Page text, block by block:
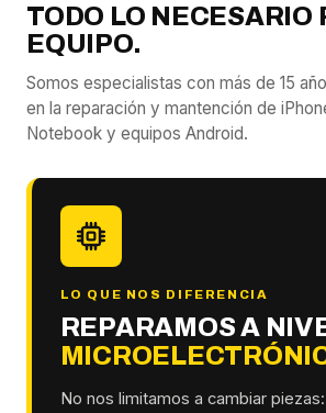
TODO LO NECESARIO
EQUIPO.
Somos especialistas con más de 15
en la reparación y mantención de
Notebook y equipos Android.
LO QUE NOS DIFERENCIA
REPARAMOS A
No nos limitamos a cambiar